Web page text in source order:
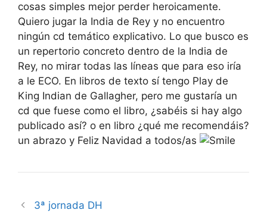
cosas simples mejor perder heroicamente.
Quiero jugar la India de Rey y no encuentro
ningún cd temático explicativo. Lo que busco es
un repertorio concreto dentro de la India de
Rey, no mirar todas las líneas que para eso iría
a le ECO. En libros de texto sí tengo Play de
King Indian de Gallagher, pero me gustaría un
cd que fuese como el libro, ¿sabéis si hay algo
publicado así? o en libro ¿qué me recomendáis?
un abrazo y Feliz Navidad a todos/as
3ª jornada DH